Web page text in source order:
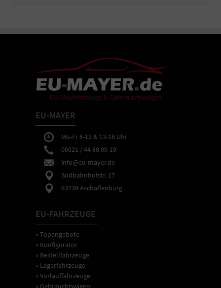
EU-MAYER
Mo-Fr 8-12 & 13-18 Uhr
06021 / 44 88 99-19
info@eu-mayer.de
Südbahnhofstr. 17
63739 Aschaffenburg
EU-FAHRZEUGE
» Topangebote
» Konfigurator
» Bestellfahrzeuge
» Lagerfahrzeuge
» Vorlauffahrzeuge
» Gebrauchtwagen